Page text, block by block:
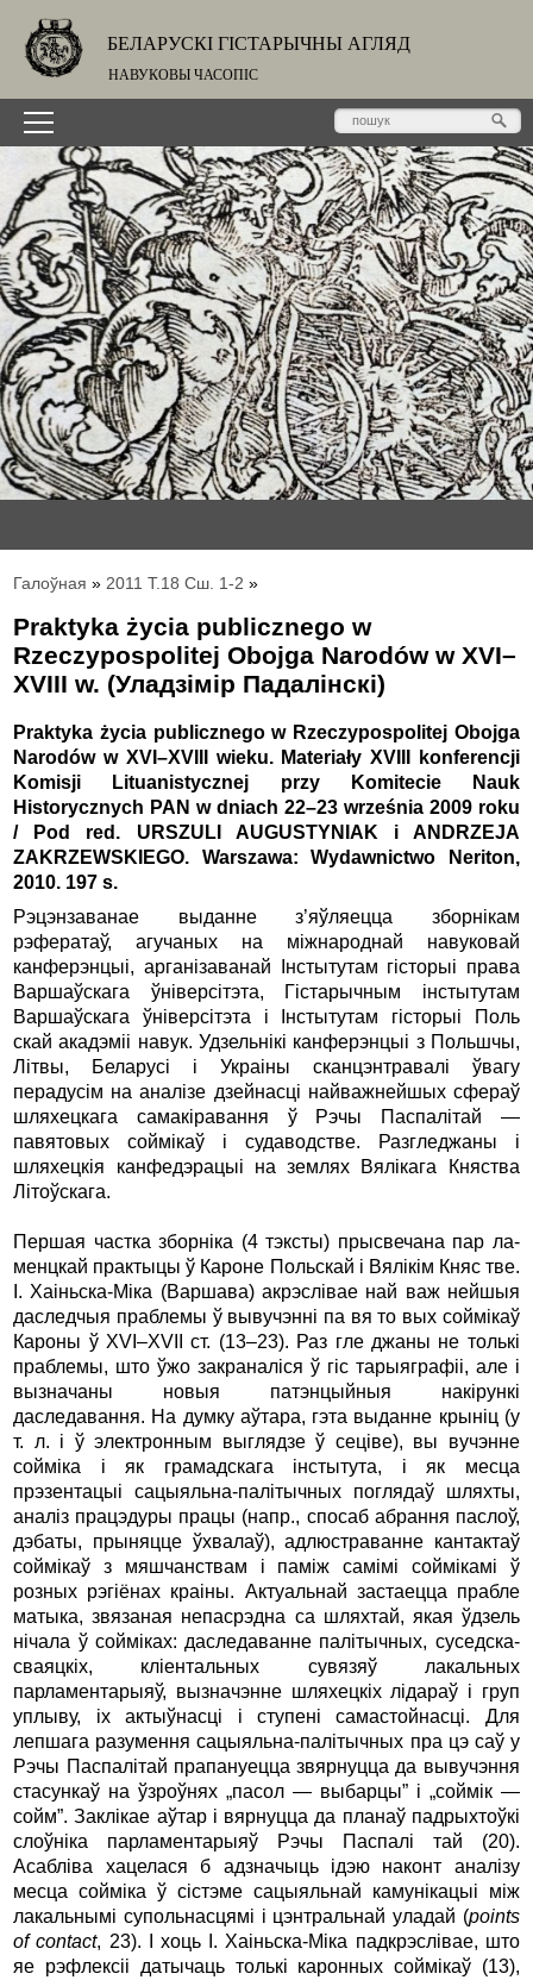
БЕЛАРУСКІ ГІСТАРЫЧНЫ АГЛЯД
НАВУКОВЫ ЧАСОПІС
Галоўная » 2011 Т.18 Сш. 1-2 »
Praktyka życia publicznego w
Rzeczypospolitej Obojga Narodów w XVI–
XVIII w. (Уладзімір Падалінскі)
Praktyka życia publicznego w Rzeczypospolitej Obojga
Narodów w XVI–XVIII wieku. Materiały XVIII konferencji
Komisji Lituanistycznej przy Komitecie Nauk
Historycznych PAN w dniach 22–23 września 2009 roku
/ Pod red. URSZULI AUGUSTYNIAK i ANDRZEJA
ZAKRZEWSKIEGO. Warszawa: Wydawnictwo Neriton,
2010. 197 s.
Рэцэнзаванае выданне з’яўляецца зборнікам
рэфератаў, агучаных на міжнароднай навуковай
канферэнцыі, арганізаванай Інстытутам гісторыі права
Варшаўскага ўніверсітэта, Гістарычным інстытутам
Варшаўскага ўніверсітэта і Інстытутам гісторыі Поль
скай акадэміі навук. Удзельнікі канферэнцыі з Польшчы,
Літвы, Беларусі і Украіны сканцэнтравалі ўвагу
перадусім на аналізе дзейнасці найважнейшых сфераў
шляхецкага самакіравання ў Рэчы Паспалітай —
павятовых соймікаў і судаводстве. Разгледжаны і
шляхецкія канфедэрацыі на землях Вялікага Княства
Літоўскага.
Першая частка зборніка (4 тэксты) прысвечана пар ла-
менцкай практыцы ў Кароне Польскай і Вялікім Княс тве.
І. Хаіньска-Міка (Варшава) акрэслівае най важ нейшыя
даследчыя праблемы ў вывучэнні па вя то вых соймікаў
Кароны ў XVI–XVII ст. (13–23). Раз гле джаны не толькі
праблемы, што ўжо закраналіся ў гіс тарыяграфіі, але і
вызначаны новыя патэнцыйныя накірункі
даследавання. На думку аўтара, гэта выданне крыніц (у
т. л. і ў электронным выглядзе ў сеціве), вы вучэнне
сойміка і як грамадскага інстытута, і як месца
прэзентацыі сацыяльна-палітычных поглядаў шляхты,
аналіз працэдуры працы (напр., спосаб абрання паслоў,
дэбаты, прыняцце ўхвалаў), адлюстраванне кантактаў
соймікаў з мяшчанствам і паміж самімі соймікамі ў
розных рэгіёнах краіны. Актуальнай застаецца прабле
матыка, звязаная непасрэдна са шляхтай, якая ўдзель
нічала ў сойміках: даследаванне палітычных, суседска-
сваяцкіх, кліентальных сувязяў лакальных
парламентарыяў, вызначэнне шляхецкіх лідараў і груп
уплыву, іх актыўнасці і ступені самастойнасці. Для
лепшага разумення сацыяльна-палітычных пра цэ саў у
Рэчы Паспалітай прапануецца звярнуцца да вывучэння
стасункаў на ўзроўнях „пасол — выбарцы” і „соймік —
сойм”. Заклікае аўтар і вярнуцца да планаў падрыхтоўкі
слоўніка парламентарыяў Рэчы Паспалі тай (20).
Асабліва хацелася б адзначыць ідэю наконт аналізу
месца сойміка ў сістэме сацыяльнай камунікацыі між
лакальнымі супольнасцямі і цэнтральнай уладай (points
of contact, 23). І хоць І. Хаіньска-Міка падкрэслівае, што
яе рэфлексіі датычаць толькі каронных соймікаў (13),